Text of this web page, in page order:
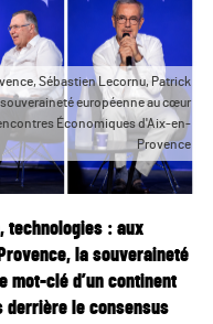
Sébastien Lecornu, Patrick
européenne au cœur
Économiques d'Aix-en-
Provence
technologies : aux
la souveraineté
mot-clé d’un continent
derrière le consensus